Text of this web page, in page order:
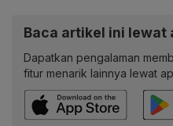
Baca artikel ini lewat
Dapatkan pengalaman
fitur menarik lainnya lewat